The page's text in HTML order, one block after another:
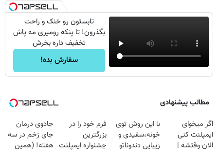
تابستون رو خنک و راحت
بگذرون! تا پنکه رومیزی مه پاش
تخفیف داره بخرش
سفارش بده!
مطالب پیشنهادی
اگر میخوای
ایمپلنت کنی
الان وقتشه |
با این روش توی
خونه،سفیدی و
زیبایی دندوناتو
فرم خود را در
بزرگترین
جشنواره ایمپلنت
جادوی درمان
جای زخم در سه
هفته! (همین